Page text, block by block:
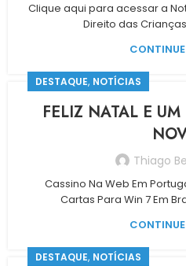
Clique aqui para acessar a
Direito das
DESTAQUE, NOTÍCIAS
FELIZ NATAL E
Thiago
Cassino Na Web Em
Cartas Para Win 7 Em
DESTAQUE, NOTÍCIAS